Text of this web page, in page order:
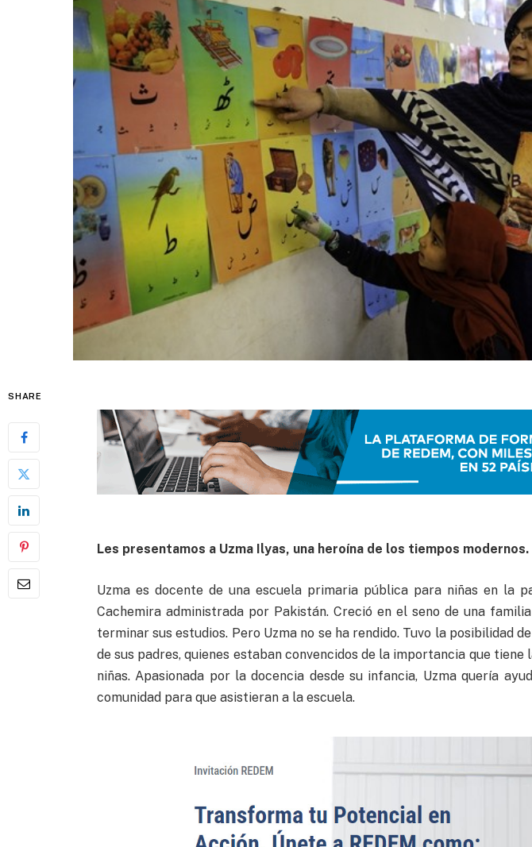
SHARE
Les presentamos a Uzma Ilyas, una heroína de los tiempos modernos.
Uzma es docente de una escuela primaria pública para niñas en la
Cachemira administrada por Pakistán. Creció en el seno de una
terminar sus estudios. Pero Uzma no se ha rendido. Tuvo la posibilidad
de sus padres, quienes estaban convencidos de la importancia que tiene
niñas. Apasionada por la docencia desde su infancia, Uzma quería
comunidad para que asistieran a la escuela.